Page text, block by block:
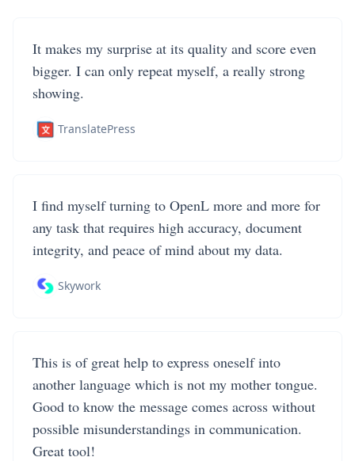
It makes my surprise at its quality and score even
bigger. I can only repeat myself, a really strong
showing.
TranslatePress
I find myself turning to OpenL more and more for
any task that requires high accuracy, document
integrity, and peace of mind about my data.
Skywork
This is of great help to express oneself into
another language which is not my mother tongue.
Good to know the message comes across without
possible misunderstandings in communication.
Great tool!